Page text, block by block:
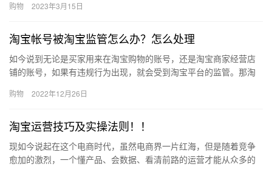
计算…
购物 2023年3月15日
淘宝帐号被淘宝监管怎么办？怎么处理
如今说到无论是买家用来在淘宝购物的账号，还是淘宝商家经营店
铺的账号，如果有违规行为出现，就会受到淘宝平台的监管。那淘
淘宝监…
购物 2022年12月26日
淘宝运营技巧及实操法则！！
现如今说起在这个电商时代，虽然电商界一片红海，但是随着竞争
愈加的激烈，一个懂产品、会数据、看清前路的运营才能从众多的